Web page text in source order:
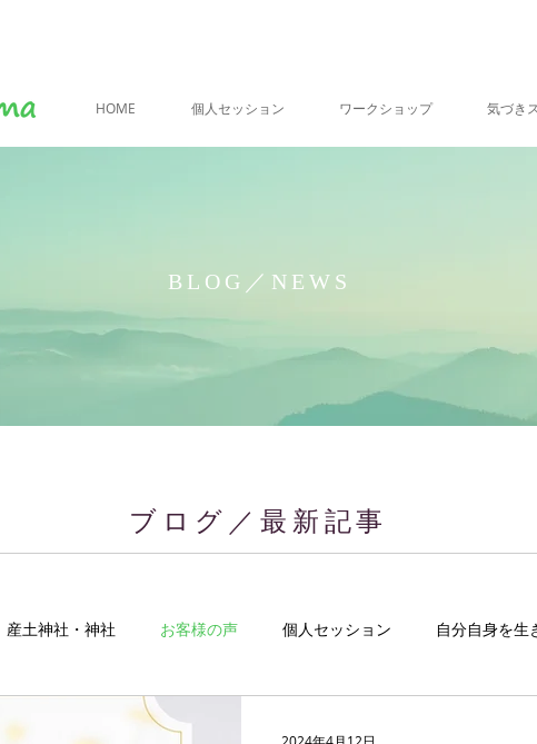
HOME 個人セッション ワークショップ 気づき
BLOG／NEWS
ブログ／最新記事
産土神社・神社 お客様の声 個人セッション 自分自身を生
お知らせ